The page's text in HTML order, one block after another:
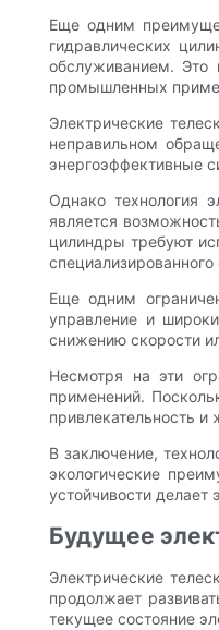
Еще одним
гидравлических
обслуживанием. Это
промышленных
Электрические
неправильном
энергоэффективные
Однако технология
является
цилиндры требуют
Еще одним
управление и
снижению скорости
Несмотря на эти
применений.
привлекательность и
В заключение,
экологические
устойчивости
Будущее
Электрические
продолжает
текущее состояние